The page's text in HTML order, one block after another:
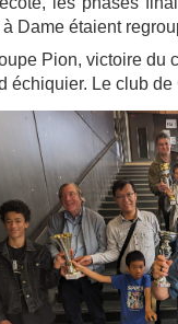
à Dame étaient
Pion, victoire du
échiquier. Le club